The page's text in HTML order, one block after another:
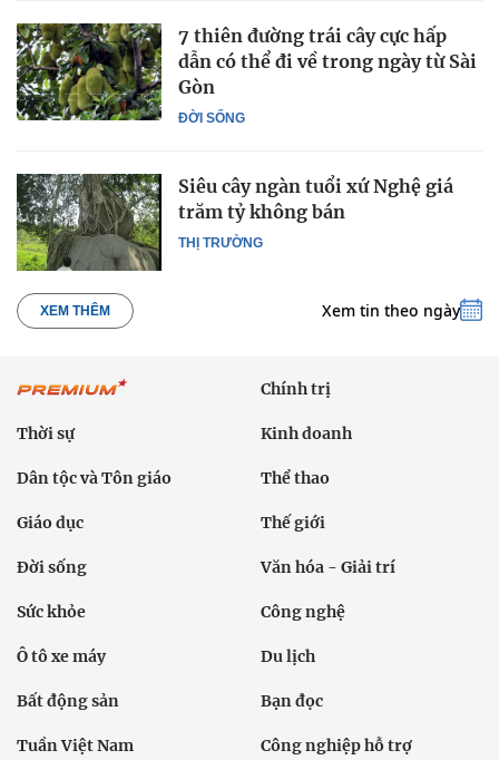
ĐỜI SỐNG
7 thiên đường trái cây cực hấp
dẫn có thể đi về trong ngày từ Sài
Gòn
THỊ TRƯỜNG
Siêu cây ngàn tuổi xứ Nghệ giá
trăm tỷ không bán
XEM THÊM Xem tin theo ngày
Chính trị
Thời sự Kinh doanh
Dân tộc và Tôn giáo Thể thao
Giáo dục Thế giới
Đời sống Văn hóa - Giải trí
Sức khỏe Công nghệ
Ô tô xe máy Du lịch
Bất động sản Bạn đọc
Tuần Việt Nam Công nghiệp hỗ trợ